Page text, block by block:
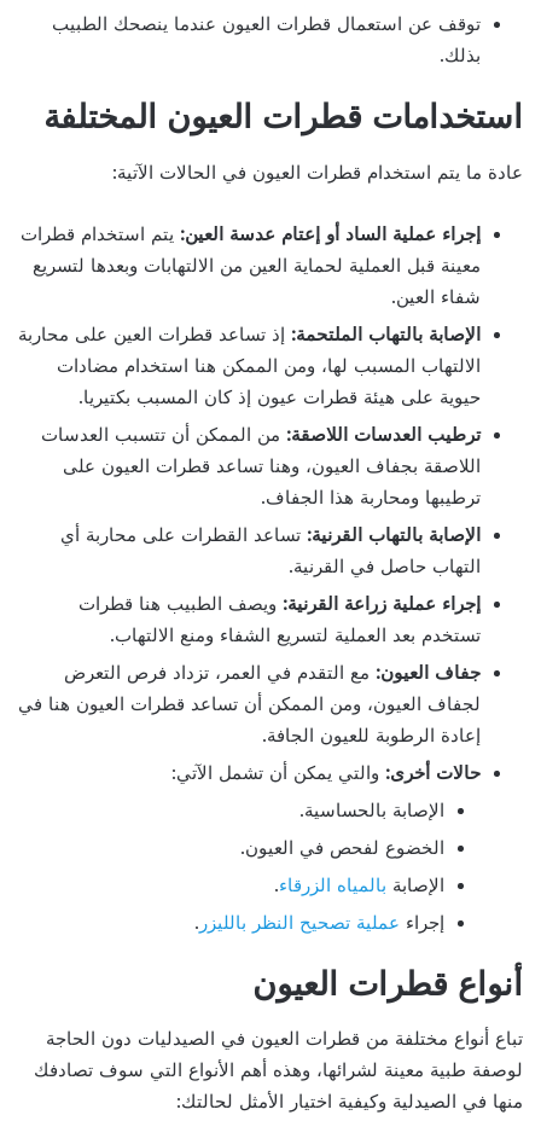
توقف عن استعمال قطرات العيون عندما ينصحك الطبيب
بذلك.
استخدامات قطرات العيون المختلفة
عادة ما يتم استخدام قطرات العيون في الحالات الآتية:
إجراء عملية الساد أو إعتام عدسة العين: يتم استخدام قطرات
معينة قبل العملية لحماية العين من الالتهابات وبعدها لتسريع
شفاء العين.
الإصابة بالتهاب الملتحمة: إذ تساعد قطرات العين على محاربة
الالتهاب المسبب لها، ومن الممكن هنا استخدام مضادات
حيوية على هيئة قطرات عيون إذ كان المسبب بكتيريا.
ترطيب العدسات اللاصقة: من الممكن أن تتسبب العدسات
اللاصقة بجفاف العيون، وهنا تساعد قطرات العيون على
ترطيبها ومحاربة هذا الجفاف.
الإصابة بالتهاب القرنية: تساعد القطرات على محاربة أي
التهاب حاصل في القرنية.
إجراء عملية زراعة القرنية: ويصف الطبيب هنا قطرات
تستخدم بعد العملية لتسريع الشفاء ومنع الالتهاب.
جفاف العيون: مع التقدم في العمر، تزداد فرص التعرض
لجفاف العيون، ومن الممكن أن تساعد قطرات العيون هنا في
إعادة الرطوبة للعيون الجافة.
حالات أخرى: والتي يمكن أن تشمل الآتي:
الإصابة بالحساسية.
الخضوع لفحص في العيون.
الإصابة بالمياه الزرقاء.
إجراء عملية تصحيح النظر بالليزر .
أنواع قطرات العيون
تباع أنواع مختلفة من قطرات العيون في الصيدليات دون الحاجة
لوصفة طبية معينة لشرائها، وهذه أهم الأنواع التي سوف تصادفك
منها في الصيدلية وكيفية اختيار الأمثل لحالتك: